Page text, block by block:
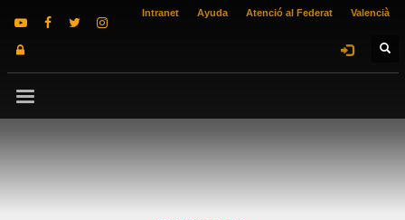
Intranet Ayuda Atenció al Federat Valencià